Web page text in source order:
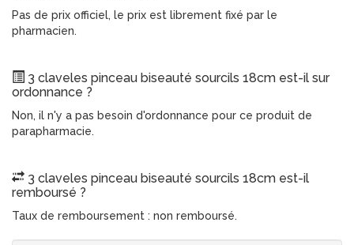
Pas de prix officiel, le prix est librement fixé par le
pharmacien.
3 claveles pinceau biseauté sourcils 18cm est-il sur
ordonnance ?
Non, il n'y a pas besoin d'ordonnance pour ce produit de
parapharmacie.
3 claveles pinceau biseauté sourcils 18cm est-il
remboursé ?
Taux de remboursement : non remboursé.